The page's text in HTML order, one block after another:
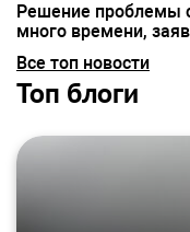
Решение проблемы
много времени,
Все топ новости
Топ блоги